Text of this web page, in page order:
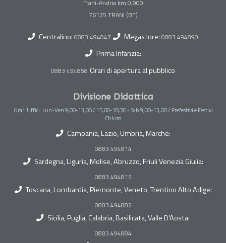
Trani-Andria km 0,900
Centralino: 0883 494847 Megastore: 0883 494890
Prima Infanzia:
0883 494858 Orari di apertura al pubblico
Divisione Didattica
Orari Uffici: Lun-Ven 9,00-13,00 / 15,00-18,30 - Sab 9,00-13,00 / Prefestivi e Festivi
Chiuso
Campania, Lazio, Umbria, Marche:
0883 494814
Sardegna, Liguria, Molise, Abruzzo, Friuli Venezia Giulia:
0883 494815
Toscana, Lombardia, Piemonte, Veneto, Trentino Alto Adige:
0883 494882
Sicilia, Puglia, Calabria, Basilicata, Valle D'Aosta:
0883 494884